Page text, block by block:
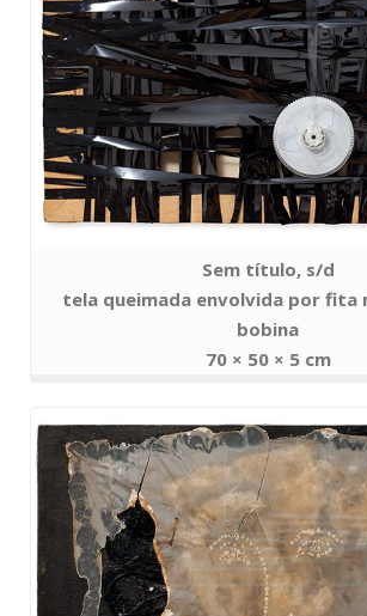
Sem título, s/d
tela queimada envolvida por fita
bobina
70 × 50 × 5 cm